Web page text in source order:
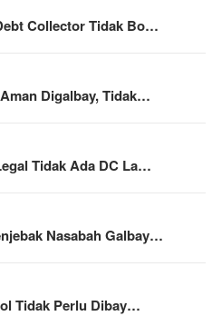
Collector Tidak Bo…
Digalbay, Tidak…
Tidak Ada DC La…
Nasabah Galbay…
Tidak Perlu Dibay…